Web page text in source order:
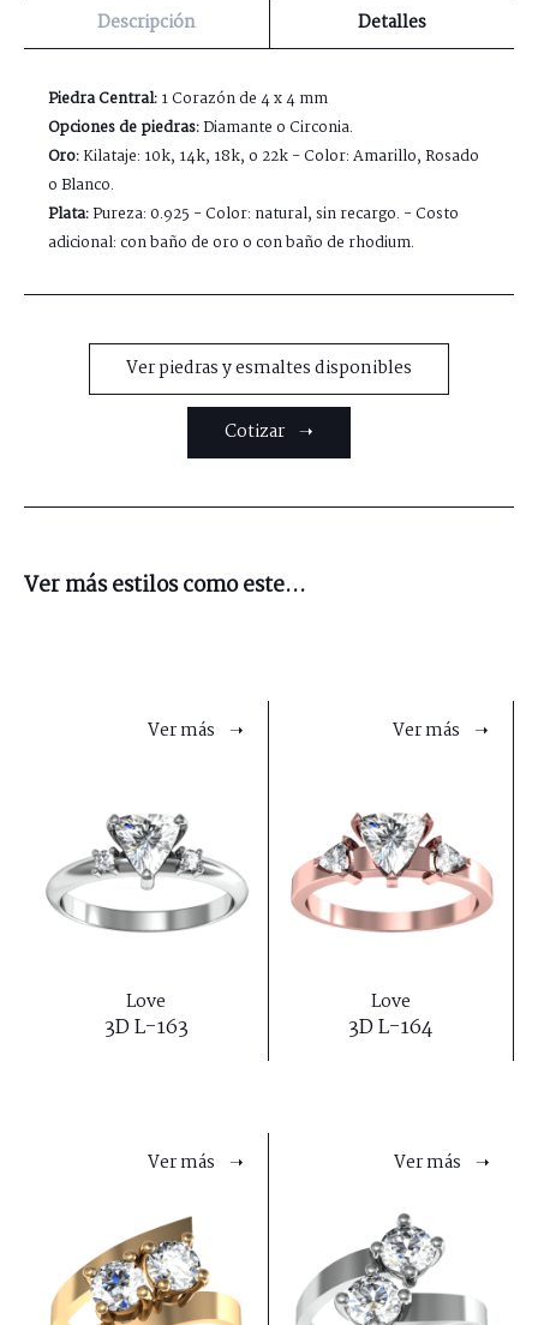
Descripción Detalles
Piedra Central:1 Corazón de 4 x 4 mm
Opciones de piedras:Diamante o Circonia.
Oro:Kilataje: 10k, 14k, 18k, o 22k - Color: Amarillo, Rosado
o Blanco.
Plata:Pureza: 0.925 - Color: natural, sin recargo. - Costo
adicional: con baño de oro o con baño de rhodium.
Ver piedras y esmaltes disponibles
Cotizar ➝
Ver más estilos como este...
Ver más ➝
Love
3D L-163
Ver más ➝
Love
3D L-164
Ver más ➝ Ver más ➝